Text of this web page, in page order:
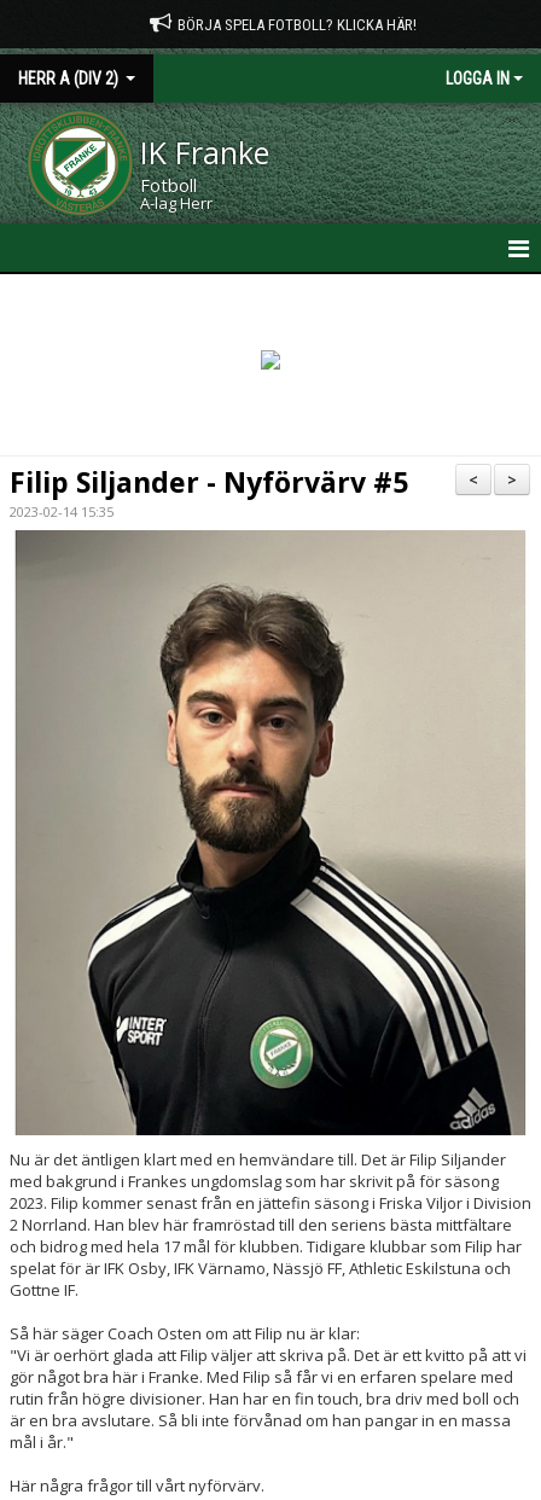
BÖRJA SPELA FOTBOLL? KLICKA HÄR!
HERR A (DIV 2) LOGGA IN
IK Franke
Fotboll
A-lag Herr
TRUPPEN
>
<
Filip Siljander - Nyförvärv #5
2023-02-14 15:35
Nu är det äntligen klart med en hemvändare till. Det är Filip Siljander
med bakgrund i Frankes ungdomslag som har skrivit på för säsong
2023. Filip kommer senast från en jättefin säsong i Friska Viljor i Division
2 Norrland. Han blev här framröstad till den seriens bästa mittfältare
och bidrog med hela 17 mål för klubben. Tidigare klubbar som Filip har
spelat för är IFK Osby, IFK Värnamo, Nässjö FF, Athletic Eskilstuna och
Gottne IF.
Så här säger Coach Osten om att Filip nu är klar:
"Vi är oerhört glada att Filip väljer att skriva på. Det är ett kvitto på att vi
gör något bra här i Franke. Med Filip så får vi en erfaren spelare med
rutin från högre divisioner. Han har en fin touch, bra driv med boll och
är en bra avslutare. Så bli inte förvånad om han pangar in en massa
mål i år."
Här några frågor till vårt nyförvärv.